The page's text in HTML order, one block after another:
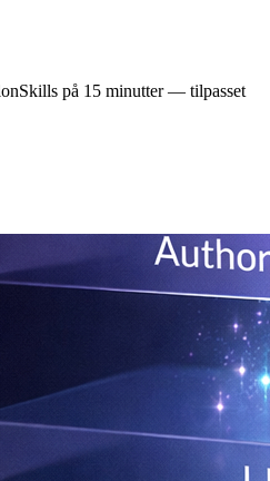
på 15 minutter — tilpasset